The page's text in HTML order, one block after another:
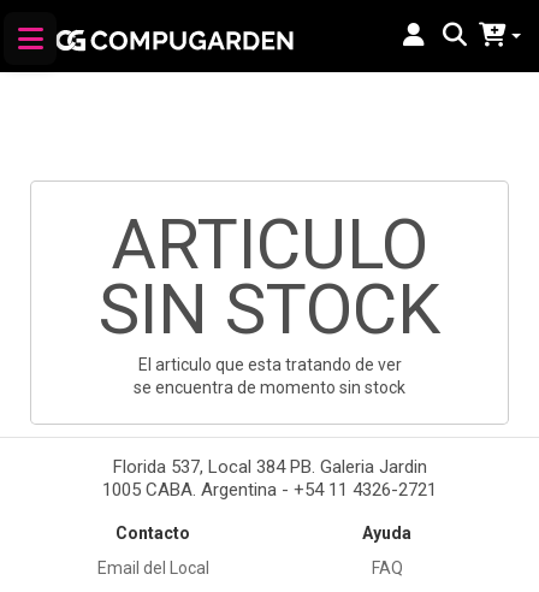
ARTICULO
SIN STOCK
El articulo que esta tratando de ver
se encuentra de momento sin stock
Florida 537, Local 384 PB. Galeria Jardin
1005 CABA. Argentina - +54 11 4326-2721
Contacto
Email del Local
Ayuda
FAQ